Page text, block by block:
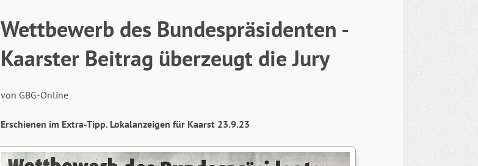
Wettbewerb des Bundespräsidenten -
Kaarster Beitrag überzeugt die Jury
von GBG-Online
Erschienen im Extra-Tipp. Lokalanzeigen für Kaarst 23.9.23